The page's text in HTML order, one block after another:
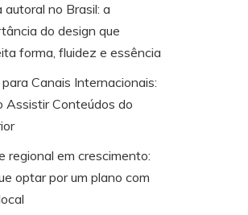
autoral no Brasil: a
do design que
forma, fluidez e essência
Canais Internacionais:
Assistir Conteúdos do
regional em crescimento:
optar por um plano com